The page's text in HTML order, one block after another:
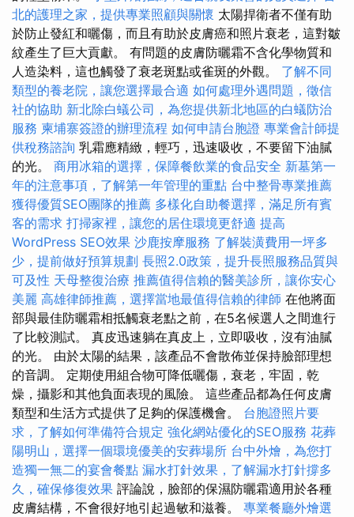
北的護理之家，提供專業照顧與關懷 太陽捍衛者不僅有助
於防止發紅和曬傷，而且有助於皮膚癌和照片衰老，這對皺
紋產生了巨大貢獻。 有問題的皮膚防曬霜不含化學物質和
人造染料，這也觸發了衰老斑點或雀斑的外觀。 了解不同
類型的養老院，讓您選擇最合適 如何處理外遇問題，徵信
社的協助 新北除白蟻公司，為您提供新北地區的白蟻防治
服務 柬埔寨簽證的辦理流程 如何申請台胞證 專業會計師提
供稅務諮詢 乳霜應精緻，輕巧，迅速吸收，不要留下油膩
的光。 商用冰箱的選擇，保障餐飲業的食品安全 新墓第一
年的注意事項，了解第一年管理的重點 台中整骨專業推薦
獲得優質SEO團隊的推薦 多樣化自助餐選擇，滿足所有賓
客的需求 打掃家裡，讓您的居住環境更舒適 提高
WordPress SEO效果 沙鹿按摩服務 了解裝潢費用一坪多
少，提前做好預算規劃 長照2.0政策，提升長照服務品質與
可及性 天母整復治療 推薦值得信賴的醫美診所，讓你安心
美麗 高雄律師推薦，選擇當地最值得信賴的律師 在他將面
部與最佳防曬霜相抵觸衰老點之前，在5名候選人之間進行
了比較測試。 真皮迅速躺在真皮上，立即吸收，沒有油膩
的光。 由於太陽的結果，該產品不會散佈並保持臉部理想
的音調。 定期使用組合物可降低曬傷，衰老，牢固，乾
燥，攝影和其他負面表現的風險。 這些產品都為任何皮膚
類型和生活方式提供了足夠的保護機會。 台胞證照片要
求，了解如何準備符合規定 強化網站優化的SEO服務 花葬
陽明山，選擇一個環境優美的安葬場所 台中外燴，為您打
造獨一無二的宴會餐點 漏水打針效果，了解漏水打針撐多
久，確保修復效果 評論說，臉部的保濕防曬霜適用於各種
皮膚結構，不會很好地引起過敏和滋養。 專業餐廳外燴選